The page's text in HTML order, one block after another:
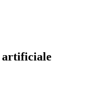
artificiale